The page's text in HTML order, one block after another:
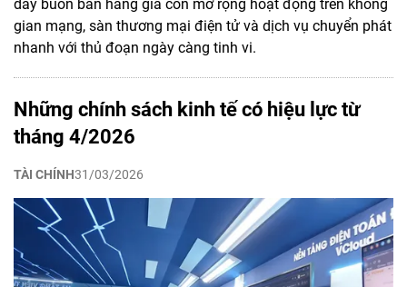
dây buôn bán hàng giả còn mở rộng hoạt động trên không
gian mạng, sàn thương mại điện tử và dịch vụ chuyển phát
nhanh với thủ đoạn ngày càng tinh vi.
Những chính sách kinh tế có hiệu lực từ
tháng 4/2026
TÀI CHÍNH31/03/2026